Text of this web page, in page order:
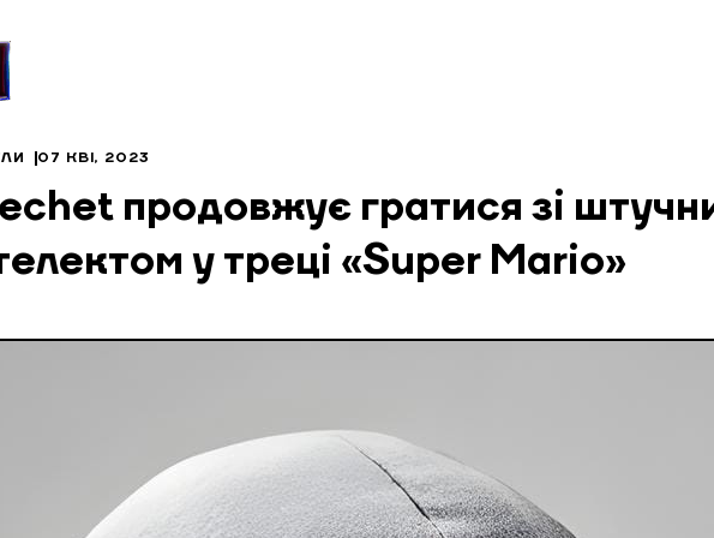
07 КВІ, 2023
продовжує гратися зі
у треці «Super Mario»